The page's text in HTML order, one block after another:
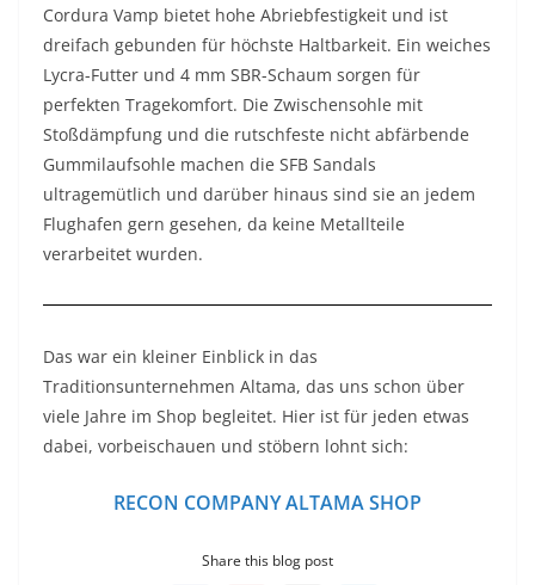
Cordura Vamp bietet hohe Abriebfestigkeit und ist
dreifach gebunden für höchste Haltbarkeit. Ein weiches
Lycra-Futter und 4 mm SBR-Schaum sorgen für
perfekten Tragekomfort. Die Zwischensohle mit
Stoßdämpfung und die rutschfeste nicht abfärbende
Gummilaufsohle machen die SFB Sandals
ultragemütlich und darüber hinaus sind sie an jedem
Flughafen gern gesehen, da keine Metallteile
verarbeitet wurden.
Das war ein kleiner Einblick in das
Traditionsunternehmen Altama, das uns schon über
viele Jahre im Shop begleitet. Hier ist für jeden etwas
dabei, vorbeischauen und stöbern lohnt sich:
RECON COMPANY ALTAMA SHOP
Share this blog post